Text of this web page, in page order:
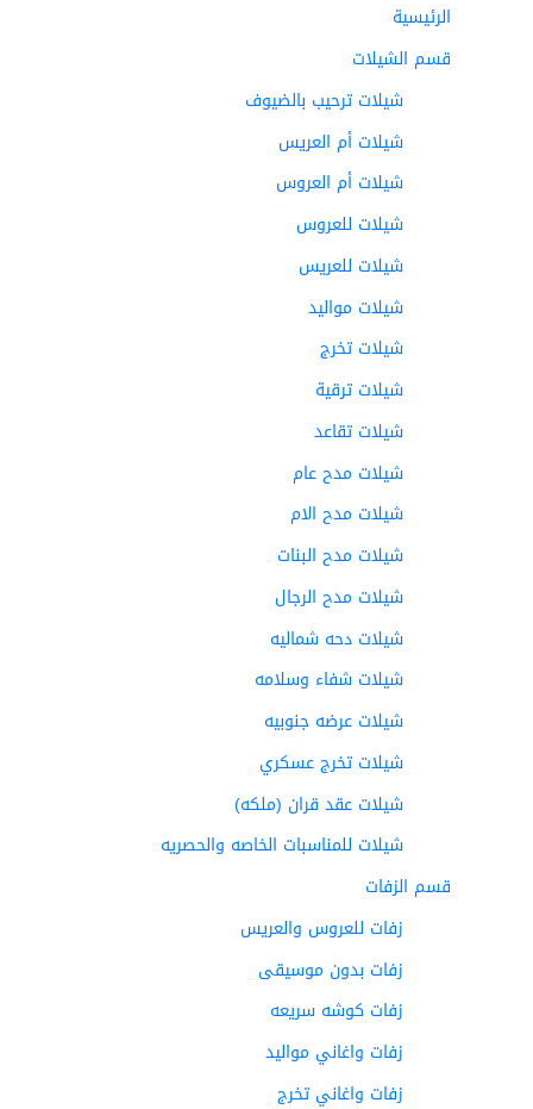
الرئيسية
قسم الشيلات
شيلات ترحيب بالضيوف
شيلات أم العريس
شيلات أم العروس
شيلات للعروس
شيلات للعريس
شيلات مواليد
شيلات تخرج
شيلات ترقية
شيلات تقاعد
شيلات مدح عام
شيلات مدح الام
شيلات مدح البنات
شيلات مدح الرجال
شيلات دحه شماليه
شيلات شفاء وسلامه
شيلات عرضه جنوبيه
شيلات تخرج عسكري
شيلات عقد قران (ملكه)
شيلات للمناسبات الخاصه والحصريه
قسم الزفات
زفات للعروس والعريس
زفات بدون موسيقى
زفات كوشه سريعه
زفات واغاني مواليد
زفات واغاني تخرج